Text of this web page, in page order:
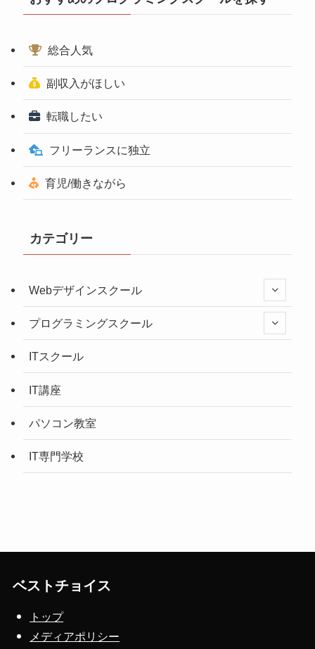
総合人気
副収入がほしい
転職したい
フリーランスに独立
育児/働きながら
カテゴリー
Webデザインスクール
プログラミングスクール
ITスクール
IT講座
パソコン教室
IT専門学校
ベストチョイス
トップ
メディアポリシー